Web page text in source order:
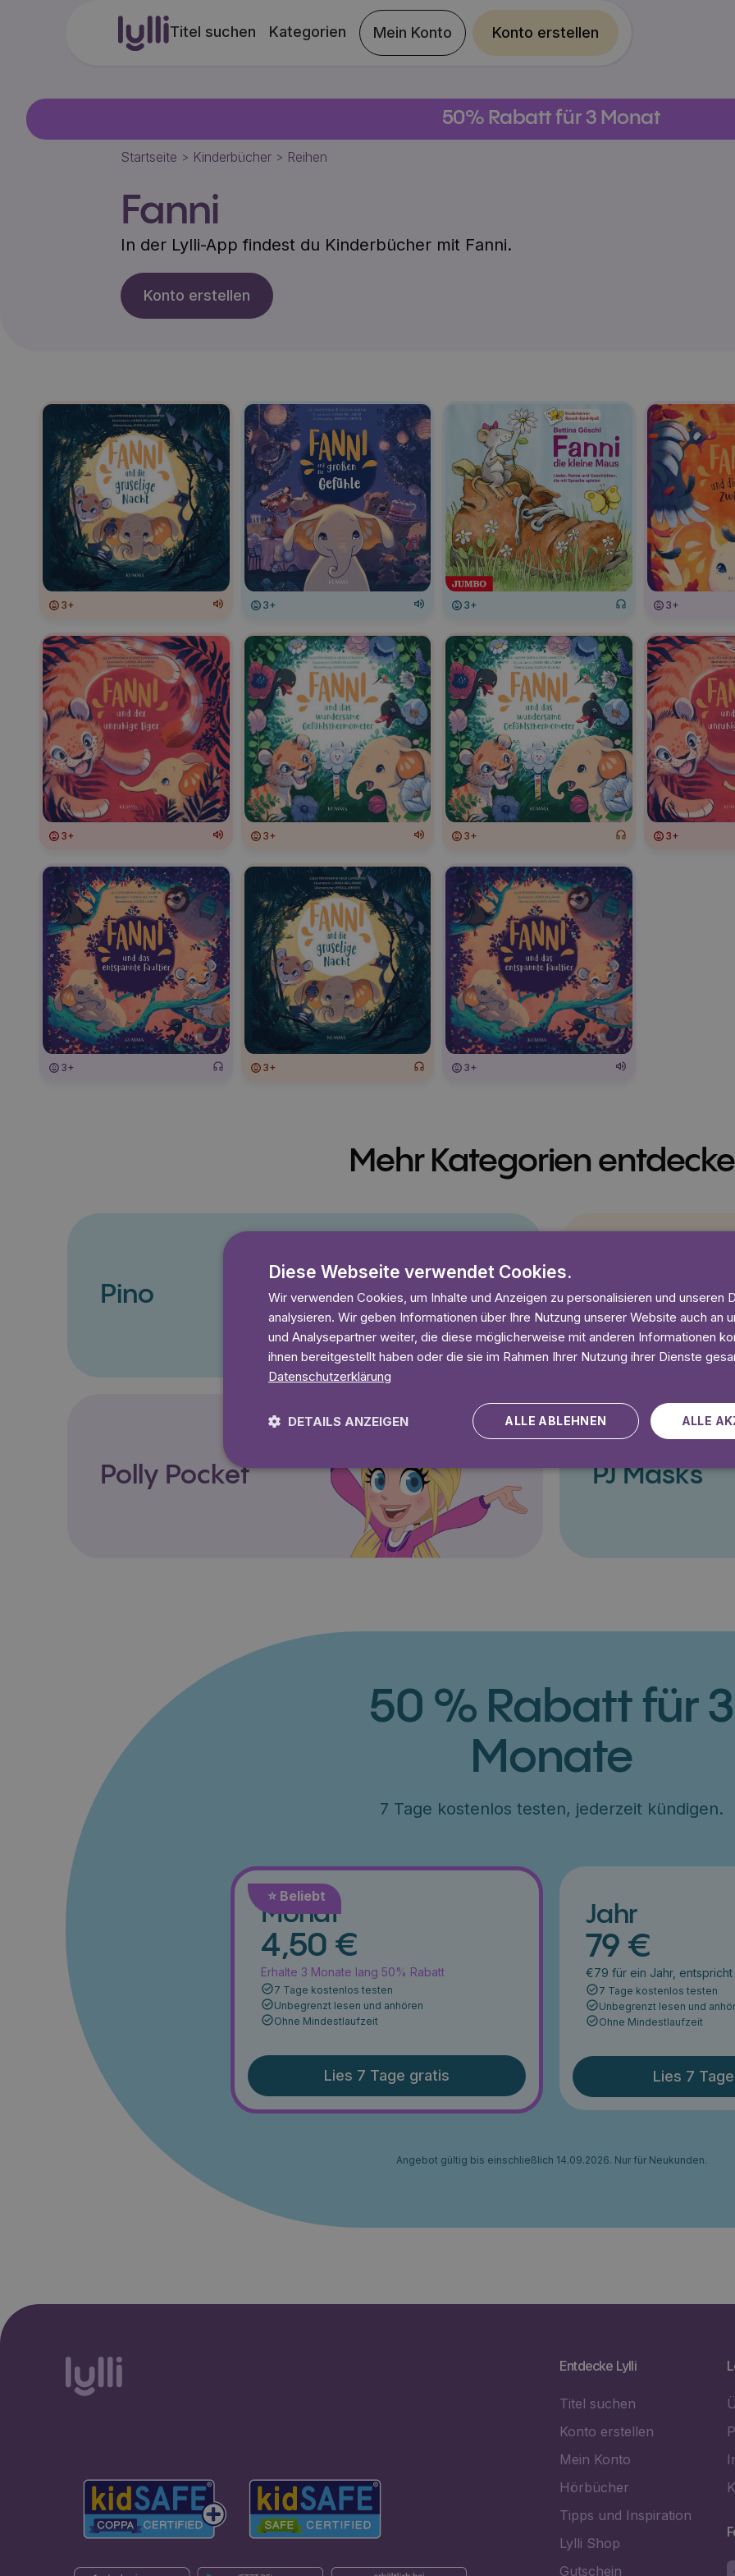
Titel suchen Kategorien Mein Konto Konto erstellen
50% Rabatt für 3 Monat
Startseite > Kinderbücher > Reihen
Fanni
In der Lylli-App findest du Kinderbücher mit Fanni.
Konto erstellen
3+ 3+ 3+ 3+
3+ 3+ 3+ 3+
3+ 3+ 3+
Mehr Kategorien
Pino
und Findus
Polly Pocket PJ Masks
50 % Rabatt für 3
Monate
7 Tage kostenlos testen, jederzeit kündigen.
⭐️ Beliebt
Monat
4,50 €
Erhalte 3 Monate lang 50% Rabatt
7 Tage kostenlos testen
Unbegrenzt lesen und anhören
Ohne Mindestlaufzeit
Lies 7 Tage gratis
Jahr
79 €
€79 für ein Jahr,
7 Tage kostenlos testen
Unbegrenzt lesen und
Ohne Mindestlaufzeit
Lies 7
Angebot gültig bis einschließlich 14.09.2026. Nur für Neukunden.
Entdecke Lylli
Titel suchen
Konto erstellen
Mein Konto
Hörbücher
Tipps und Inspiration
Lylli Shop
Gutschein
Diese Webseite verwendet Cookies.
Wir verwenden Cookies, um Inhalte und Anzeigen zu personalisieren und unseren
analysieren. Wir geben Informationen über Ihre Nutzung unserer Website auch an
und Analysepartner weiter, die diese möglicherweise mit anderen Informationen
ihnen bereitgestellt haben oder die sie im Rahmen Ihrer Nutzung ihrer Dienste
Datenschutzerklärung
ALLE
ALLE ABLEHNEN
DETAILS ANZEIGEN